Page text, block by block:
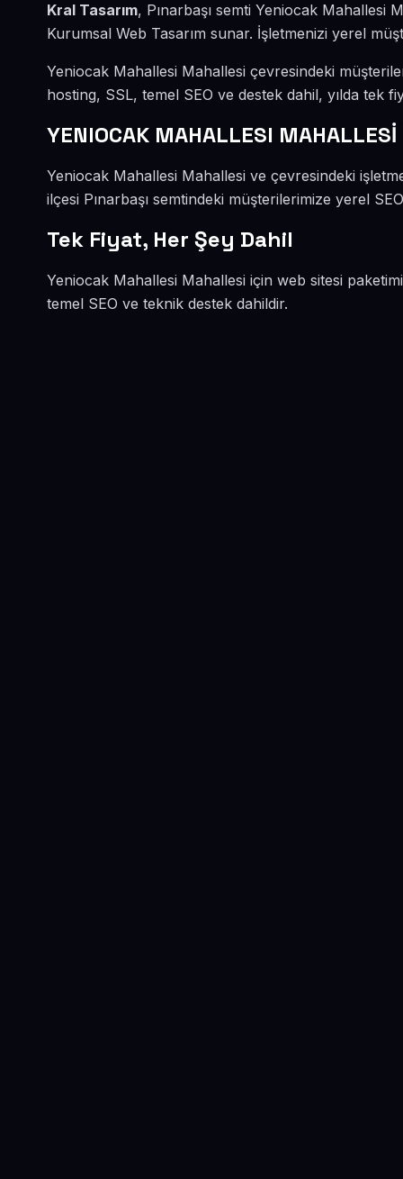
Kral Tasarım, Pınarbaşı semti Yeniocak Mahallesi
Kurumsal Web Tasarım sunar. İşletmenizi yerel
Yeniocak Mahallesi Mahallesi çevresindeki
hosting, SSL, temel SEO ve destek dahil, yılda tek
YENIOCAK MAHALLESI
Yeniocak Mahallesi Mahallesi ve çevresindeki
ilçesi Pınarbaşı semtindeki müşterilerimize yerel
Tek Fiyat, Her Şey Dahil
Yeniocak Mahallesi Mahallesi için web sitesi
temel SEO ve teknik destek dahildir.